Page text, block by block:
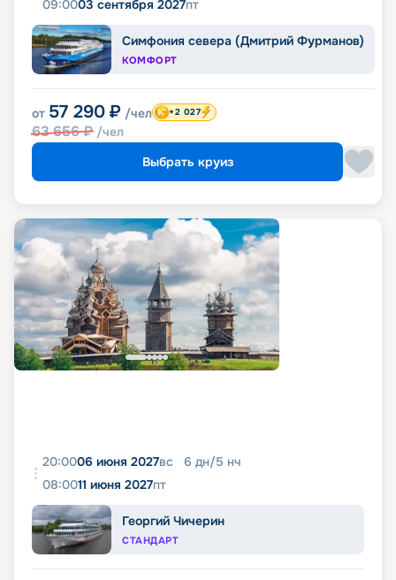
09:0003 сентября 2027пт
Симфония севера (Дмитрий Фурманов)
КОМФОРТ
от 57 290 ₽ /чел
63 656₽ /чел
+2 027
Выбрать круиз
20:0006 июня 2027вс 6 дн/5 нч
08:0011 июня 2027пт
Георгий Чичерин
СТАНДАРТ